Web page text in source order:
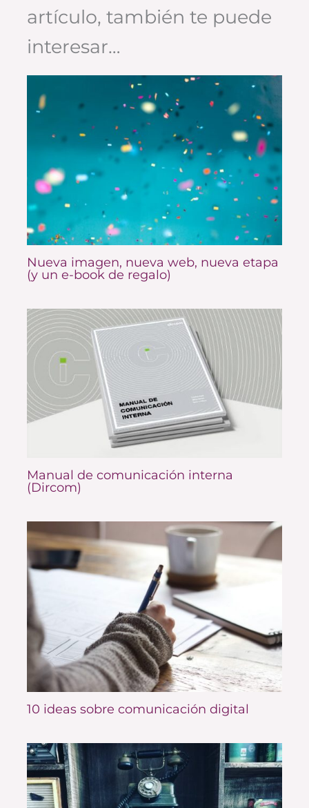
artículo, también te puede
interesar…
Nueva imagen, nueva web, nueva etapa
(y un e-book de regalo)
Manual de comunicación interna
(Dircom)
10 ideas sobre comunicación digital